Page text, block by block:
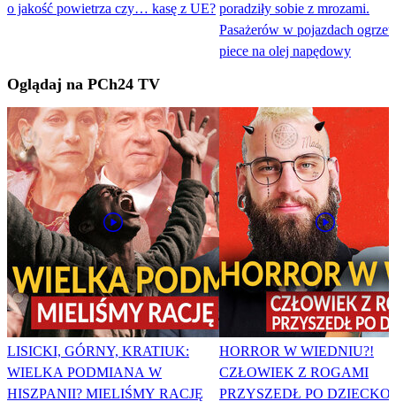
o jakość powietrza czy… kasę z UE? poradziły sobie z mrozami.
Pasażerów w pojazdach
piece na olej napędowy
Oglądaj na PCh24 TV
LISICKI, GÓRNY, KRATIUK:
WIELKA PODMIANA W
HISZPANII? MIELIŚMY RACJĘ
HORROR W WIEDNIU?!
CZŁOWIEK Z ROGAMI
PRZYSZEDŁ PO DZIECKO